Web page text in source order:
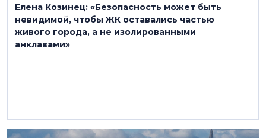
Строительство, девелопмент
Елена Козинец: «Безопасность может быть
невидимой, чтобы ЖК оставались частью
живого города, а не изолированными
анклавами»